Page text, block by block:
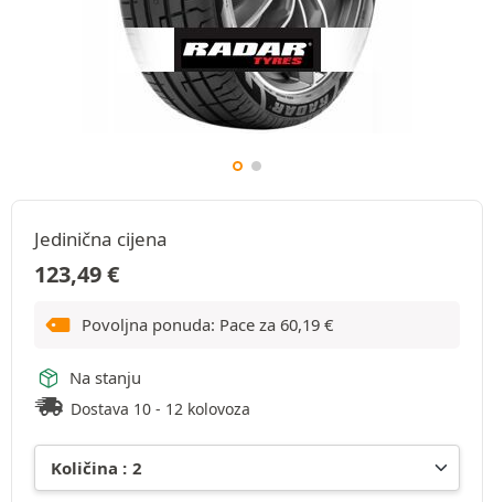
Jedinična cijena
123,49€
Povoljna ponuda: Pace za 60,19 €
Na stanju
Dostava 10 - 12 kolovoza